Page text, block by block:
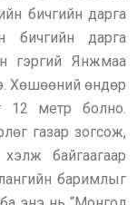
бичгийн дарга
бичгийн дарга
гэргий Янжмаа
Хөшөөний өндөр
12 метр болно.
газар зогсож,
байгаагаар
баримлыг